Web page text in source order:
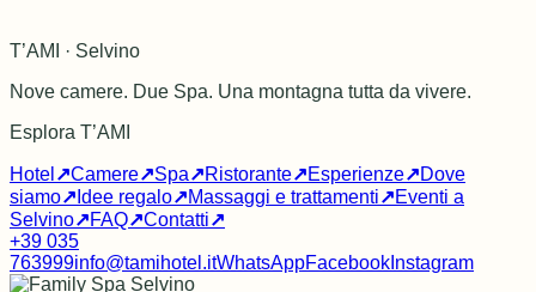
T’AMI · Selvino
Nove camere. Due Spa. Una montagna tutta da vivere.
Esplora T’AMI
Hotel ↗Camere↗Spa↗Ristorante↗Esperienze↗Dove
siamo↗ Idee regalo↗Massaggi e trattamenti↗Eventi a
Selvino↗FAQ↗Contatti↗
+39 035
763999info@tamihotel.itWhatsAppFacebook Instagram